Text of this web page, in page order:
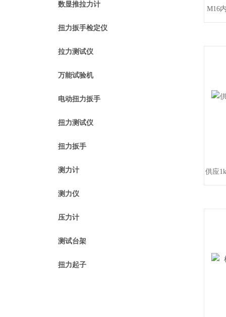
数显推拉力计
扭力扳手检定仪
拉力测试仪
万能试验机
电动扭力扳手
扭力测试仪
扭力扳手
测力计
测力仪
压力计
测试台架
扭力起子
M16
供应